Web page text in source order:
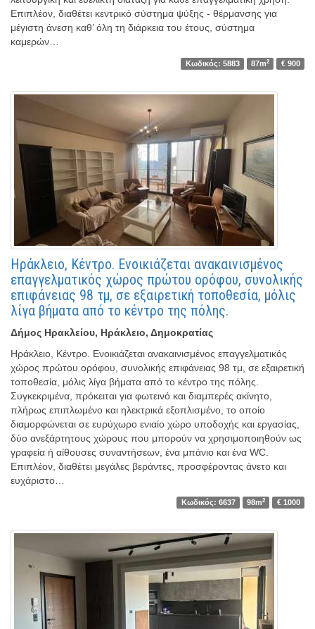
Επιπλέον, διαθέτει κεντρικό σύστημα ψύξης - θέρμανσης για
μέγιστη άνεση καθ’ όλη τη διάρκεια του έτους, σύστημα
καμερών…
Κωδικός: 5883 87m2 € 900
Ηράκλειο, Κέντρο. Ενοικιάζεται ανακαινισμένος
επαγγελματικός χώρος πρώτου ορόφου, συνολικής
επιφάνειας 98 τμ, σε εξαιρετική τοποθεσία, μόλις
λίγα βήματα από το κέντρο της πόλης.
Δήμος Ηρακλείου, Ηράκλειο, Δημοκρατίας
Ηράκλειο, Κέντρο. Ενοικιάζεται ανακαινισμένος επαγγελματικός
χώρος πρώτου ορόφου, συνολικής επιφάνειας 98 τμ, σε εξαιρετική
τοποθεσία, μόλις λίγα βήματα από το κέντρο της πόλης.
Συγκεκριμένα, πρόκειται για φωτεινό και διαμπερές ακίνητο,
πλήρως επιπλωμένο και ηλεκτρικά εξοπλισμένο, το οποίο
διαμορφώνεται σε ευρύχωρο ενιαίο χώρο υποδοχής και εργασίας,
δύο ανεξάρτητους χώρους που μπορούν να χρησιμοποιηθούν ως
γραφεία ή αίθουσες συναντήσεων, ένα μπάνιο και ένα WC.
Επιπλέον, διαθέτει μεγάλες βεράντες, προσφέροντας άνετο και
ευχάριστο…
Κωδικός: 6637 98m2 € 1000